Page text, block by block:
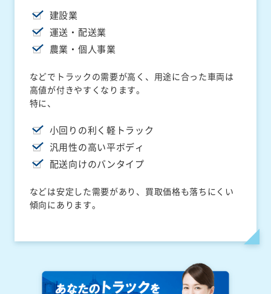
建設業
運送・配送業
農業・個人事業
などでトラックの需要が高く、用途に合った車両は
高値が付きやすくなります。
特に、
小回りの利く軽トラック
汎用性の高い平ボディ
配送向けのバンタイプ
などは安定した需要があり、買取価格も落ちにくい
傾向にあります。